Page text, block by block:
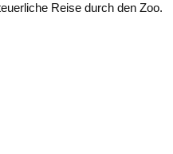
Reise durch den Zoo.